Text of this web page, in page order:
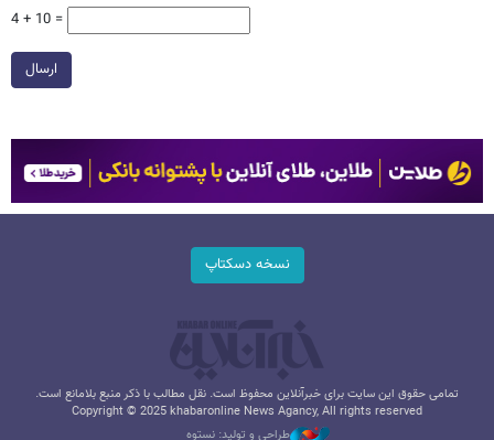
4 + 10 =
ارسال
نسخه دسکتاپ
تمامی حقوق این سایت برای خبرآنلاین محفوظ است. نقل مطالب با ذکر منبع بلامانع است.
Copyright © 2025 khabaronline News Agancy, All rights reserved
طراحی و تولید: نستوه